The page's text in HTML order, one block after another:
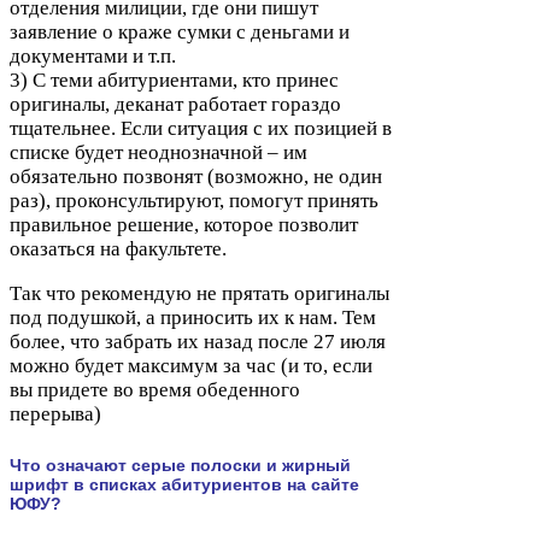
отделения милиции, где они пишут
заявление о краже сумки с деньгами и
документами и т.п.
3) С теми абитуриентами, кто принес
оригиналы, деканат работает гораздо
тщательнее. Если ситуация с их позицией в
списке будет неоднозначной – им
обязательно позвонят (возможно, не один
раз), проконсультируют, помогут принять
правильное решение, которое позволит
оказаться на факультете.
Так что рекомендую не прятать оригиналы
под подушкой, а приносить их к нам. Тем
более, что забрать их назад после 27 июля
можно будет максимум за час (и то, если
вы придете во время обеденного
перерыва)
Что означают серые полоски и жирный
шрифт в списках абитуриентов на сайте
ЮФУ?